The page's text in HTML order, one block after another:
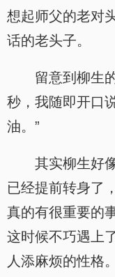
想起师父的老对
话的老头子。
留意到柳生
秒，我随即开口
油。”
其实柳生好
已经提前转身了
真的有很重要的
这时候不巧遇上
人添麻烦的性格